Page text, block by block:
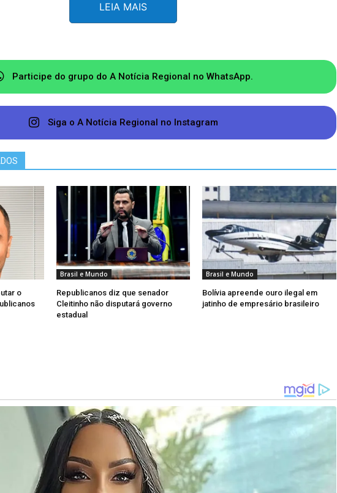
da Basarna. As condições meteorológicas e geográficas
profundidade onde está Juliana, a cerca de 500 metros abaixo da
que dificulta a chegada por meio de cordas. Mesmo assim as
LEIA MAIS
Participe do grupo do A Notícia Regional no WhatsApp.
Siga o A Notícia Regional no Instagram
o
Brasil e Mundo
Republicanos diz que senador
Cleitinho não disputará governo
estadual
Brasil e Mundo
Bolívia apreende ouro ilegal em
jatinho de empresário brasileiro